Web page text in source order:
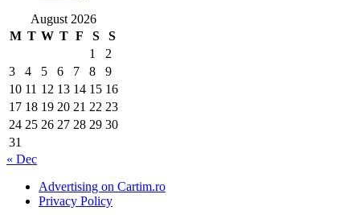
August 2026
M T W T F S
S
1
2
3
4 5 6 7 8
9
10 11 12 13 14 15 16
17 18 19 20 21 22 23
24 25 26 27 28 29 30
31
« Dec
Advertising on Cartim.ro
Privacy Policy